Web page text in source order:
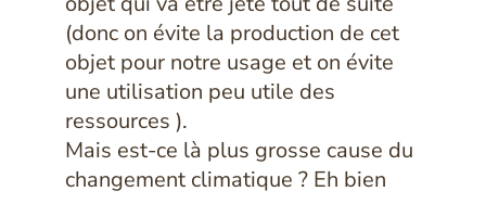
(donc on évite la production de cet
objet pour notre usage et on évite
une utilisation peu utile des
ressources ).
Mais est-ce là plus grosse cause du
changement climatique ? Eh bien